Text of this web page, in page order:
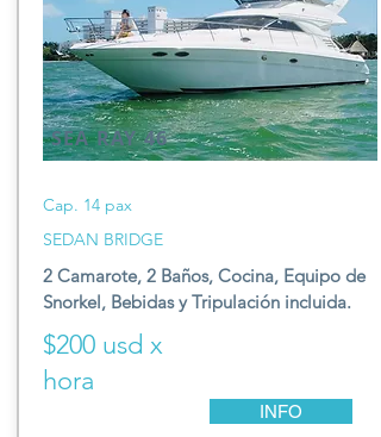
SEA RAY 46
Cap. 14 pax
SEDAN BRIDGE
2 Camarote, 2 Baños,Cocina, Equipo de
Snorkel, Bebidas y Tripulación incluida.
$200 usd x
hora
INFO